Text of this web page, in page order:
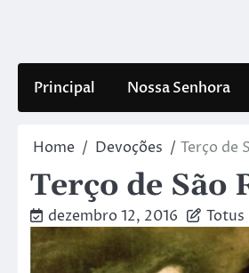
Principal
Nossa Senhora
Home Devoções Terço de
Terço de São
dezembro 12, 2016 Totus